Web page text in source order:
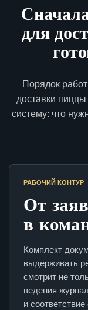
для
Порядок
доставки
систему: что
РАБОЧИЙ КОНТУР
От
в
Комплект
выдерживать
смотрит не
ведения
и